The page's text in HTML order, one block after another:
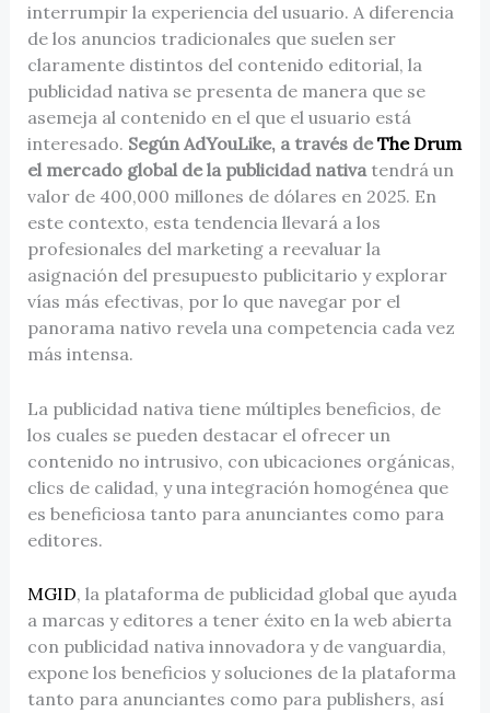
interrumpir la experiencia del usuario. A diferencia
de los anuncios tradicionales que suelen ser
claramente distintos del contenido editorial, la
publicidad nativa se presenta de manera que se
asemeja al contenido en el que el usuario está
interesado. Según AdYouLike, a través deThe Drum
el mercado global de la publicidad nativa tendrá un
valor de 400,000 millones de dólares en 2025. En
este contexto, esta tendencia llevará a los
profesionales del marketing a reevaluar la
asignación del presupuesto publicitario y explorar
vías más efectivas, por lo que navegar por el
panorama nativo revela una competencia cada vez
más intensa.
La publicidad nativa tiene múltiples beneficios, de
los cuales se pueden destacar el ofrecer un
contenido no intrusivo, con ubicaciones orgánicas,
clics de calidad, y una integración homogénea que
es beneficiosa tanto para anunciantes como para
editores.
MGID, la plataforma de publicidad global que ayuda
a marcas y editores a tener éxito en la web abierta
con publicidad nativa innovadora y de vanguardia,
expone los beneficios y soluciones de la plataforma
tanto para anunciantes como para publishers, así